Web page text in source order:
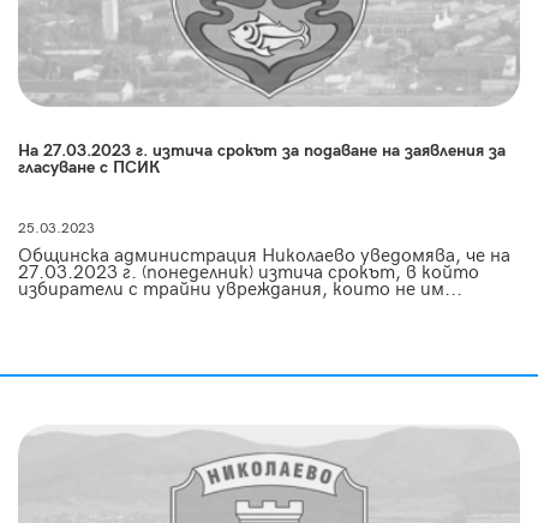
На 27.03.2023 г. изтича срокът за подаване на заявления за
гласуване с ПСИК
25.03.2023
Общинска администрация Николаево уведомява, че на
27.03.2023 г. (понеделник) изтича срокът, в който
избиратели с трайни увреждания, които не им...